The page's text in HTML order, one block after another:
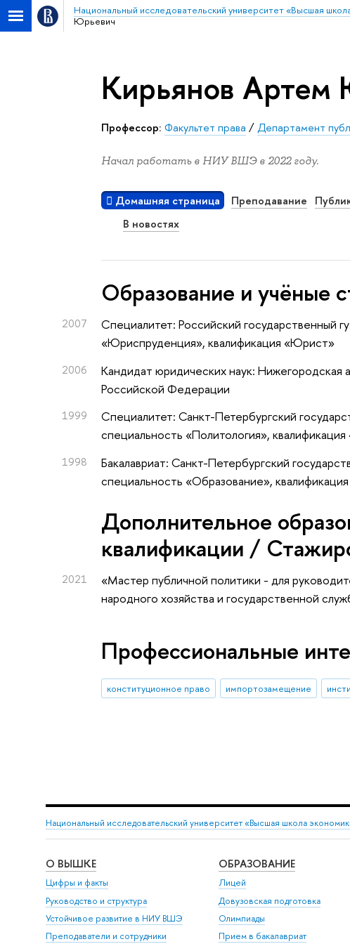
Национальный исследовательский университет «Высшая
Юрьевич
Кирьянов Артем
Профессор: Факультет права /Департамент
Начал работать в НИУ ВШЭ в 2022 году.
Домашняя страница Преподавание
В новостях
Oбразование и учёные
2007
Специалитет: Российский государственный
«Юриспруденция», квалификация «Юрист»
2006
Кандидат юридических наук:
Российской Федерации
1999
Специалитет: Санкт-Петербургский
специальность «Политология»,
1998
Бакалавриат: Санкт-Петербургский
специальность «Образование»,
Дополнительное
квалификации /
2021 «Мастер публичной политики - для
народного хозяйства и государственной
Профессиональные
конституционное право импортозамещение
Национальный исследовательский университет «Высшая школа
О ВЫШКЕ
Цифры и факты
Руководство и структура
Устойчивое развитие в НИУ ВШЭ
Преподаватели и сотрудники
ОБРАЗОВАНИЕ
Лицей
Довузовская подготовка
Олимпиады
Прием в бакалавриат